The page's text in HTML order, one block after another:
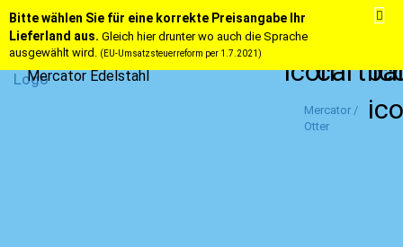
Bitte wählen Sie für eine korrekte Preisangabe Ihr
Lieferland aus. Gleich hier drunter wo auch die Sprache
ausgewählt wird. (EU-Umsatzsteuerreform per 1.7.2021)
Mercator Edelstahl
Mercator /
Otter